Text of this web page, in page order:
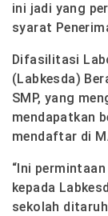
ini jadi yang
syarat
Difasilitasi
(Labkesda)
SMP, yang
mendapatkan
mendaftar di
“Ini
kepada
sekolah